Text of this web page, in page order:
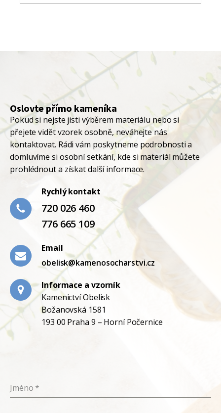
Oslovte přímo kameníka
Pokud si nejste jisti výběrem materiálu nebo si
přejete vidět vzorek osobně, neváhejte nás
kontaktovat. Rádi vám poskytneme podrobnosti a
domluvíme si osobní setkání, kde si materiál můžete
prohlédnout a získat další informace.
Rychlý kontakt
720 026 460
776 665 109
Email
obelisk@kamenosocharstvi.cz
Informace a vzorník
Kamenictví Obelisk
Božanovská 1581
193 00 Praha 9 – Horní Počernice
Jméno *